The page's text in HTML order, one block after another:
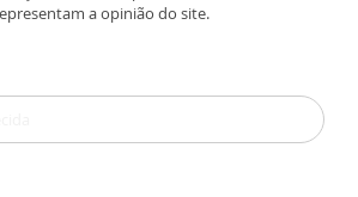
a opinião do site.